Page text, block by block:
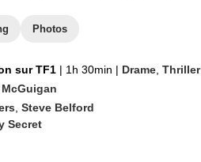
Photos
sur TF1 | 1h 30min | Drame Thriller
Steve Belford
Secret